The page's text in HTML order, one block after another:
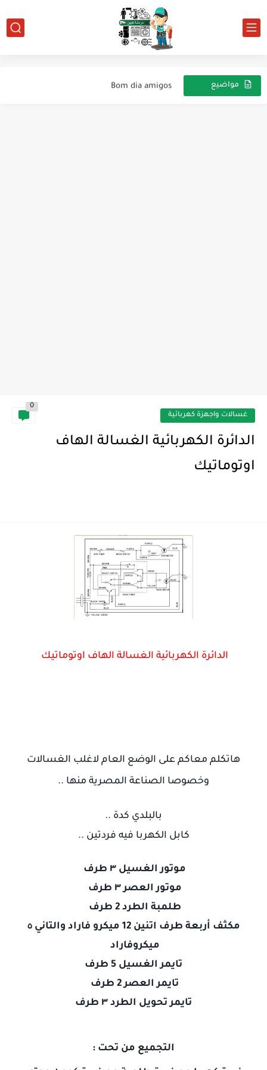
مواضيع
جميع كتالوجات شركة كاريير العالمية
Bom dia amigos
غسالات واجهزة كهربائية
0
الدائرة الكهربائية الغسالة الهاف
اوتوماتيك
الدائرة الكهربائية الغسالة الهاف اوتوماتيك
هاتكلم معاكم على الوضع العام لاغلب الغسالات
وخصوصا الصناعة المصرية منها ..
بالبلدي كدة ..
كابل الكهربا فيه فردتين ..
موتور الغسيل ٣ طرف
موتور العصر ٣ طرف
طلمبة الطرد 2 طرف
مكثف أربعة طرف اتنين 12 ميكرو فاراد والتاني ٥
ميكروفاراد
تايمر الغسيل 5 طرف
تايمر العصر 2 طرف
تايمر تحويل الطرد ٣ طرف
التجميع من تحت :